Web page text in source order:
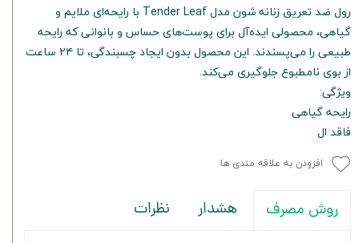
رول ضد تعریق زنانه شون مدل Tender Leaf با رایحه‌ای ملایم و
گیاهی، محصولی ایده‌آل برای پوست‌های حساس و بانوانی که رایحه
طبیعی را می‌پسندند. این محصول بدون ایجاد چسبندگی، تا ۲۴ ساعت
از بوی نامطبوع جلوگیری می‌کند.
ویژگی:
رایحه گیاهی
فاقد ال
افزودن به علاقه مندی ها
روش مصرف هشدار نظرات